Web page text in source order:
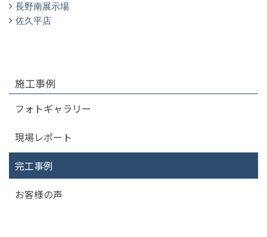
長野南展示場
佐久平店
施工事例
フォトギャラリー
現場レポート
完工事例
お客様の声